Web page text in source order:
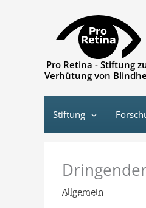
Pro Retina - Stiftung
Verhütung von
Stiftung
Allgemein